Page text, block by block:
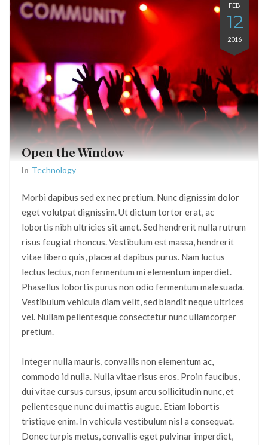
FEB
12
2016
Open the Window
In Technology
Morbi dapibus sed ex nec pretium. Nunc dignissim dolor
eget volutpat dignissim. Ut dictum tortor erat, ac
lobortis nibh ultricies sit amet. Sed hendrerit nulla rutrum
risus feugiat rhoncus. Vestibulum est massa, hendrerit
vitae libero quis, placerat dapibus purus. Nam luctus
lectus lectus, non fermentum mi elementum imperdiet.
Phasellus lobortis purus non odio fermentum malesuada.
Vestibulum vehicula diam velit, sed blandit neque ultrices
vel. Nullam pellentesque consectetur nunc ullamcorper
pretium.
Integer nulla mauris, convallis non elementum ac,
commodo id nulla. Nulla vitae risus eros. Proin faucibus,
dui vitae cursus cursus, ipsum arcu sollicitudin nunc, et
pellentesque nunc dui mattis augue. Etiam lobortis
tristique enim. In vehicula vestibulum nisl a consequat.
Donec turpis metus, convallis eget pulvinar imperdiet,